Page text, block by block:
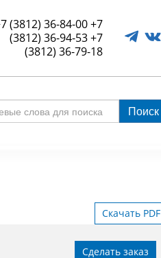
(3812) 36-84-00+7
(3812) 36-94-53+7
(3812) 36-79-18
Поиск
Скачать PDF
Сделать заказ